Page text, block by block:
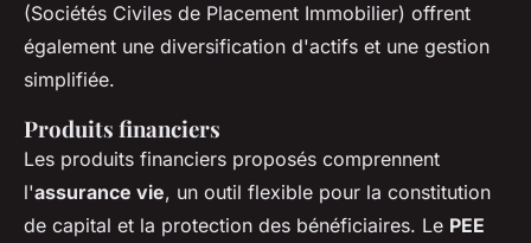
(Sociétés Civiles de Placement Immobilier) offrent
également une diversification d'actifs et une gestion
simplifiée.
Produits financiers
Les produits financiers proposés comprennent
l'assurance vie, un outil flexible pour la constitution
de capital et la protection des bénéficiaires. Le PEE